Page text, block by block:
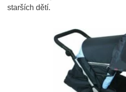
starších dětí.